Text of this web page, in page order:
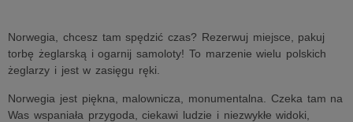
Norwegia, chcesz tam spędzić czas? Rezerwuj miejsce, pakuj
torbę żeglarską i ogarnij samoloty! To marzenie wielu polskich
żeglarzy i jest w zasięgu ręki.
Norwegia jest piękna, malownicza, monumentalna. Czeka tam na
Was wspaniała przygoda, ciekawi ludzie i niezwykłe widoki,